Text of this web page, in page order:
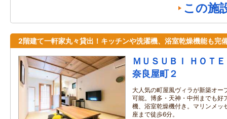
この施
2階建て一軒家丸々貸出！キッチンや洗濯機、浴室乾燥機能も完
ＭＵＳＵＢＩ ＨＯＴ
奈良屋町２
大人気の町屋風ヴィラが新築オー
可能。博多・天神・中州までも好
機、浴室乾燥機付き。マリンメッ
座まで徒歩6分。